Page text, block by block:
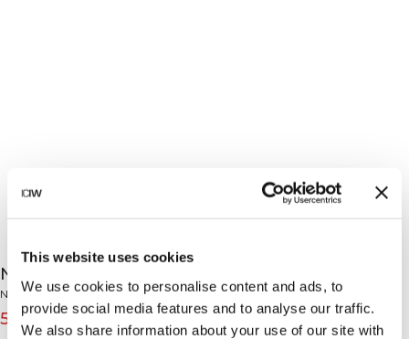
This website uses cookies
We use cookies to personalise content and ads, to
provide social media features and to analyse our traffic.
We also share information about your use of our site with
Nimble Flared Tights Moss
Nimble Collection
59€79€ (-25%)